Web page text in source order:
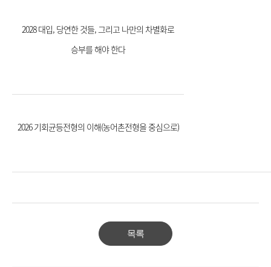
2028 대입, 당연한 것들, 그리고 나만의 차별화로
승부를 해야 한다
2026 기회균등전형의 이해(농어촌전형을 중심으로)
목록